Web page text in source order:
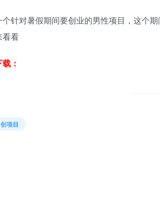
个针对暑假期间要创业的男性项目，这个
看看
：
项目